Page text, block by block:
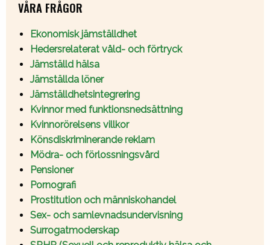
VÅRA FRÅGOR
Ekonomisk jämställdhet
Hedersrelaterat våld- och förtryck
Jämställd hälsa
Jämställda löner
Jämställdhetsintegrering
Kvinnor med funktionsnedsättning
Kvinnorörelsens villkor
Könsdiskriminerande reklam
Mödra- och förlossningsvård
Pensioner
Pornografi
Prostitution och människohandel
Sex- och samlevnadsundervisning
Surrogatmoderskap